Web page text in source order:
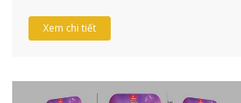
Xem chi tiết